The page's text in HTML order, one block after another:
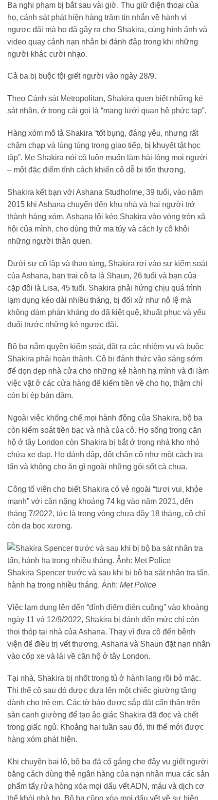
Ba nghi phạm bị bắt sau vài giờ. Thu giữ điện thoại của
họ, cảnh sát phát hiện hàng trăm tin nhắn về hành vi
ngược đãi mà họ đã gây ra cho Shakira, cùng hình ảnh và
video quay cảnh nạn nhân bị đánh đập trong khi những
người khác cười nhạo.
Cả ba bị buộc tội giết người vào ngày 28/9.
Theo Cảnh sát Metropolitan, Shakira quen biết những kẻ
sát nhân, ở trong cái gọi là “mạng lưới quan hệ phức tạp”.
Hàng xóm mô tả Shakira “tốt bụng, đáng yêu, nhưng rất
chậm chạp và lúng túng trong giao tiếp, bị khuyết tật học
tập”. Mẹ Shakira nói cô luôn muốn làm hài lòng mọi người
– một đặc điểm tính cách khiến cô dễ bị tổn thương.
Shakira kết bạn với Ashana Studholme, 39 tuổi, vào năm
2015 khi Ashana chuyển đến khu nhà và hai người trở
thành hàng xóm. Ashana lôi kéo Shakira vào vòng tròn xã
hội của mình, cho dùng thử ma túy và cách ly cô khỏi
những người thân quen.
Dưới sự cô lập và thao túng, Shakira rơi vào sự kiểm soát
của Ashana, bạn trai cô ta là Shaun, 26 tuổi và bạn của
cặp đôi là Lisa, 45 tuổi. Shakira phải hứng chịu quá trình
lạm dụng kéo dài nhiều tháng, bị đối xử như nô lệ mà
không dám phản kháng do đã kiệt quệ, khuất phục và yếu
đuối trước những kẻ ngược đãi.
Bộ ba nắm quyền kiểm soát, đặt ra các nhiệm vụ và buộc
Shakira phải hoàn thành. Cô bị đánh thức vào sáng sớm
để dọn dẹp nhà cửa cho những kẻ hành hạ mình và đi làm
việc vặt ở các cửa hàng để kiếm tiền về cho họ, thậm chí
còn bị ép bán dâm.
Ngoài việc khống chế mọi hành động của Shakira, bộ ba
còn kiểm soát tiền bạc và nhà của cô. Họ sống trong căn
hộ ở tây London còn Shakira bị bắt ở trong nhà kho nhỏ
chứa xe đạp. Họ đánh đập, đốt chân cô như một cách tra
tấn và không cho ăn gì ngoài những gói sốt cà chua.
Công tố viên cho biết Shakira có vẻ ngoài “tươi vui, khỏe
mạnh” với cân nặng khoảng 74 kg vào năm 2021, đến
tháng 7/2022, tức là trong vòng chưa đầy 18 tháng, cô chỉ
còn da bọc xương.
Shakira Spencer trước và sau khi bị bộ ba sát nhân tra tấn,
hành hạ trong nhiều tháng. Ảnh: Met Police
Việc lạm dụng lên đến “đỉnh điểm điên cuồng” vào khoảng
ngày 11 và 12/9/2022, Shakira bị đánh đến mức chỉ còn
thoi thóp tại nhà của Ashana. Thay vì đưa cô đến bệnh
viện để điều trị vết thương, Ashana và Shaun đặt nạn nhân
vào cốp xe và lái về căn hộ ở tây London.
Tại nhà, Shakira bị nhốt trong tủ ở hành lang rồi bỏ mặc.
Thi thể cô sau đó được đưa lên một chiếc giường tầng
dành cho trẻ em. Các tờ báo được sắp đặt cẩn thận trên
sàn cạnh giường để tạo ảo giác Shakira đã đọc và chết
trong giấc ngủ. Khoảng hai tuần sau đó, thi thể mới được
hàng xóm phát hiện.
Khi chuyện bại lộ, bộ ba đã cố gắng che đậy vụ giết người
bằng cách dùng thẻ ngân hàng của nạn nhân mua các sản
phẩm tẩy rửa hòng xóa mọi dấu vết ADN, máu và dịch cơ